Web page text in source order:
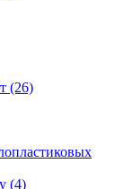
(26)
(4)